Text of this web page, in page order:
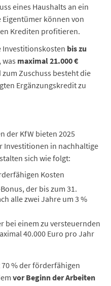
eines Haushalts an ein
können von
Krediten profitieren.
Investitionskosten bis zu
maximal 21.000 €
Zuschuss besteht die
Ergänzungskredit zu
der KfW bieten 2025
Investitionen in nachhaltige
sich wie folgt:
Kosten
der bis zum 31.
alle zwei Jahre um 3 %
bei einem zu versteuernden
40.000 Euro pro Jahr
% der förderfähigen
vor Beginn der Arbeiten